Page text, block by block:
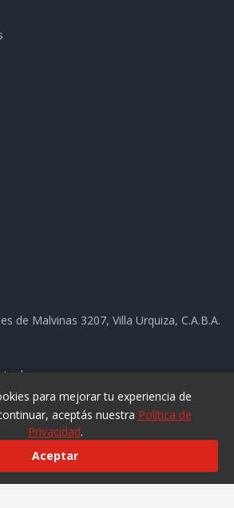
de Malvinas 3207, Villa Urquiza, C.A.B.A.
para mejorar tu experiencia de
aceptás nuestra Política de
Privacidad.
Aceptar